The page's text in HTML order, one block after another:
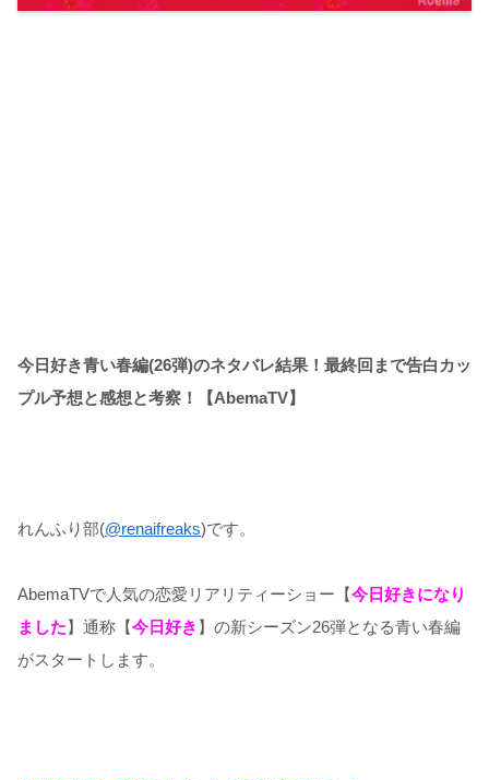
今日好き青い春編(26弾)のネタバレ結果！最終回まで告白カッ
プル予想と感想と考察！【AbemaTV】
れんふり部(@renaifreaks)です。
AbemaTVで人気の恋愛リアリティーショー【今日好きになり
ました 】通称【今日好き 】の新シーズン26弾となる青い春編
がスタートします。